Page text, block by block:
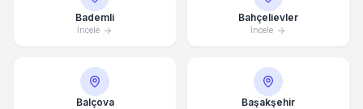
Bademli
İncele
Bahçelievler
İncele
Balçova Başakşehir